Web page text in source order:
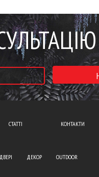
СТАТТІ КОНТАКТИ
ДВЕРІ ДЕКОР OUTDOOR